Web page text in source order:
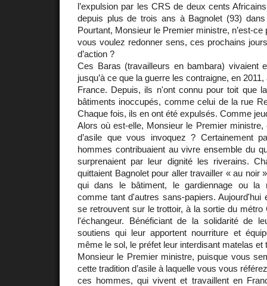
l’expulsion par les CRS de deux cents
depuis plus de trois ans à Bagnolet (93)
Pourtant, Monsieur le Premier ministre, n’est-ce
vous voulez redonner sens, ces prochains
d’action ?
Ces Baras (travailleurs en bambara) vivaient
jusqu’à ce que la guerre les contraigne, en
France. Depuis, ils n'ont connu pour toit que
bâtiments inoccupés, comme celui de la rue
Chaque fois, ils en ont été expulsés. Comme
Alors où est-elle, Monsieur le Premier ministre,
d’asile que vous invoquez ? Certainement
hommes contribuaient au vivre ensemble du
surprenaient par leur dignité les riverains.
quittaient Bagnolet pour aller travailler « au noir
qui dans le bâtiment, le gardiennage ou la
comme tant d'autres sans-papiers. Aujourd'hui
se retrouvent sur le trottoir, à la sortie du métro
l'échangeur. Bénéficiant de la solidarité de
soutiens qui leur apportent nourriture et
même le sol, le préfet leur interdisant matelas et
Monsieur le Premier ministre, puisque vous
cette tradition d’asile à laquelle vous vous
ces hommes, qui vivent et travaillent en